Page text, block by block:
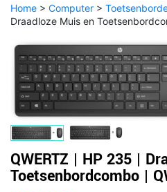
Home > Computer >
Draadloze Muis en
QWERTZ | HP 235 |
Toetsenbordcombo |